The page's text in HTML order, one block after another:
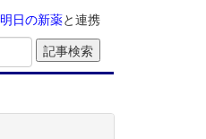
明日の新薬と連携